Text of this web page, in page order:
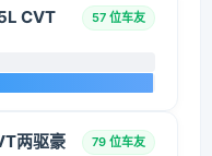
CVT
57 位车友
两驱豪
79 位车友